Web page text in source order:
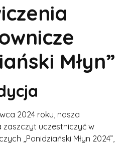
Młyn”
2024 roku, nasza
zaszczyt uczestniczyć w
„Ponidziański Młyn 2024”,